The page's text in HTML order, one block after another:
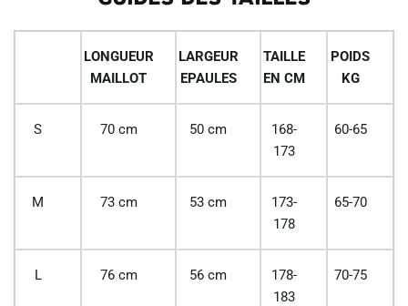
LONGUEUR
MAILLOT
LARGEUR
EPAULES
TAILLE
EN CM
POIDS
KG
S 70 cm 50 cm
168-
173
60-65
M 73 cm 53 cm
173-
178
65-70
L 76 cm 56 cm
178-
183
70-75